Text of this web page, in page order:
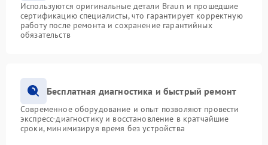
Используются оригинальные детали Braun и прошедшие
сертификацию специалисты, что гарантирует корректную
работу после ремонта и сохранение гарантийных
обязательств
Бесплатная диагностика и быстрый ремонт
Современное оборудование и опыт позволяют провести
экспресс-диагностику и восстановление в кратчайшие
сроки, минимизируя время без устройства